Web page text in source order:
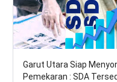
Garut Utara Siap
Pemekaran : SDA